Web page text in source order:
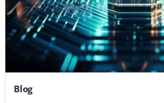
Blog